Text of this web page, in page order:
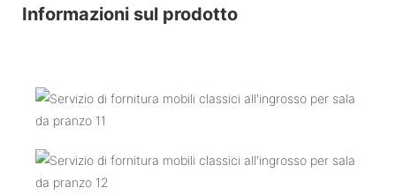
Informazioni sul prodotto